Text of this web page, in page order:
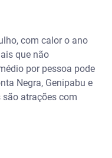
com calor o ano
que não
por pessoa pode
Negra, Genipabu e
atrações com